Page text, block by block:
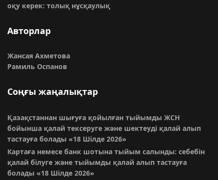
оқу керек: толық нұсқаулық
Авторлар
Жансая Ахметова
Рамиль Оспанов
Соңғы жаңалықтар
Қазақстаннан шығуға қойылған тыйымды ЖСН
бойынша қалай тексеруге және шектеуді қалай алып
тастауға болады «18 Шілде 2026»
Картаға немесе банк шотына тыйым салынды: себебін
қалай білуге және тыйымды қалай алып тастауға
болады «18 Шілде 2026»